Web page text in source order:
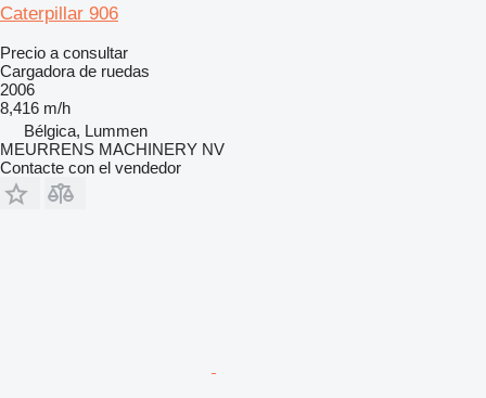
Caterpillar 906
Precio a consultar
Cargadora de ruedas
2006
8,416 m/h
Bélgica, Lummen
MEURRENS MACHINERY NV
Contacte con el vendedor